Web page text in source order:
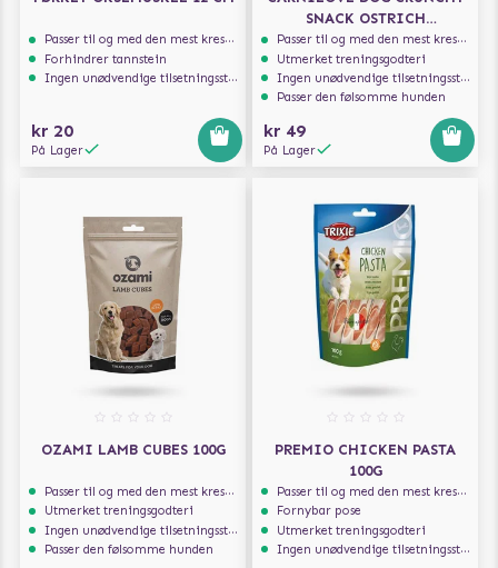
Passer til og med den mest kresne hunden
Forhindrer tannstein
Ingen unødvendige tilsetningsstoffer
kr 20
På Lager
SNACK OSTRICH
BLACKBERRIES 200G
Passer til og med den mest kresne hunden
Utmerket treningsgodteri
Ingen unødvendige tilsetningsstoffer
Passer den følsomme hunden
kr 49
På Lager
OZAMI LAMB CUBES 100G
Passer til og med den mest kresne hunden
Utmerket treningsgodteri
Ingen unødvendige tilsetningsstoffer
Passer den følsomme hunden
PREMIO CHICKEN PASTA
100G
Passer til og med den mest kresne hunden
Fornybar pose
Utmerket treningsgodteri
Ingen unødvendige tilsetningsstoffer